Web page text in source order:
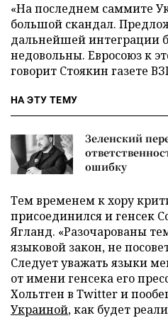
«На последнем саммите
большой скандал.
дальнейшей интеграции
недовольны. Евросоюз к
говорит Стоякин газете
НА ЭТУ ТЕМУ
Зеленский
ошибку
Тем временем к хору
присоединился и генсек
Ягланд. «Разочарованы
языковой закон, не
Следует уважать языки
от имени генсека его
Хольтген в Twitter и
Украиной, как будет